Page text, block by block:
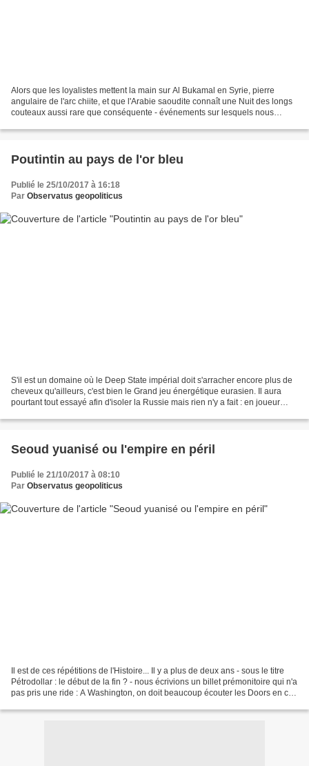
Alors que les loyalistes mettent la main sur Al Bukamal en Syrie, pierre
angulaire de l'arc chiite, et que l'Arabie saoudite connaît une Nuit des longs
couteaux aussi rare que conséquente - événements sur lesquels nous
Poutintin au pays de l'or bleu
Publié le 25/10/2017 à 16:18
Par Observatus geopoliticus
S'il est un domaine où le Deep State impérial doit s'arracher encore plus de
cheveux qu'ailleurs, c'est bien le Grand jeu énergétique eurasien. Il aura
pourtant tout essayé afin d'isoler la Russie mais rien n'y a fait : en joueur
Seoud yuanisé ou l'empire en péril
Publié le 21/10/2017 à 08:10
Par Observatus geopoliticus
Il est de ces répétitions de l'Histoire... Il y a plus de deux ans - sous le titre
Pétrodollar : le début de la fin ? - nous écrivions un billet prémonitoire qui n'a
pas pris une ride : A Washington, on doit beaucoup écouter les Doors en ce